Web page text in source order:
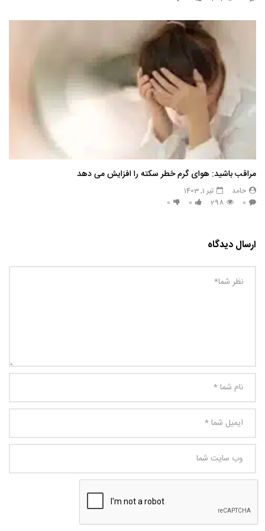
مراقب باشید: هوای گرم خطر سکته را افزایش می دهد
حامد
تیر 1, 1403
0
298
0
0
ارسال دیدگاه